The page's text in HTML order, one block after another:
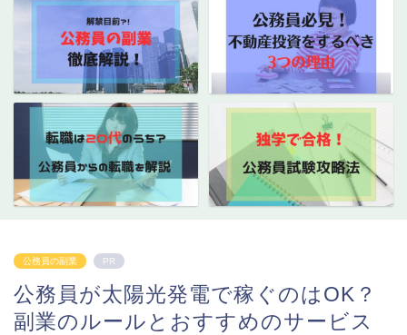
公務員の副業 PR
公務員が太陽光発電で稼ぐのはOK？
副業のルールとおすすめのサービス